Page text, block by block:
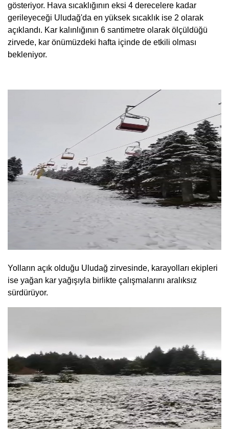
gösteriyor. Hava sıcaklığının eksi 4 derecelere kadar
gerileyeceği Uludağ'da en yüksek sıcaklık ise 2 olarak
açıklandı. Kar kalınlığının 6 santimetre olarak ölçüldüğü
zirvede, kar önümüzdeki hafta içinde de etkili olması
bekleniyor.
Yolların açık olduğu Uludağ zirvesinde, karayolları ekipleri
ise yağan kar yağışıyla birlikte çalışmalarını aralıksız
sürdürüyor.